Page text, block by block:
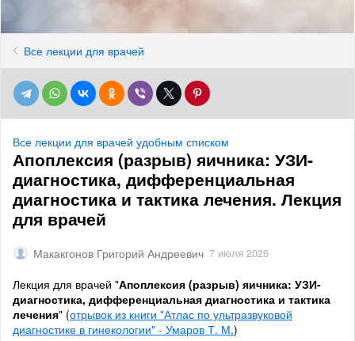
Все лекции для врачей
Все лекции для врачей удобным списком
Апоплексия (разрыв) яичника: УЗИ-
диагностика, дифференциальная
диагностика и тактика лечения. Лекция
для врачей
Макакгонов Григорий Андреевич 7 июля 2026
Лекция для врачей "Апоплексия (разрыв) яичника: УЗИ-
диагностика, дифференциальная диагностика и тактика
лечения" (отрывок из книги "Атлас по ультразвуковой
диагностике в гинекологии" - Умаров Т. М.)